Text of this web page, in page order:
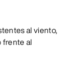
al viento,
frente al